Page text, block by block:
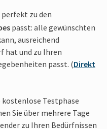
zu den
passt: alle gewünschten
ausreichend
hat und zu Ihren
passt. (Direkt
kostenlose Testphase
Sie über mehrere Tage
zu Ihren Bedürfnissen